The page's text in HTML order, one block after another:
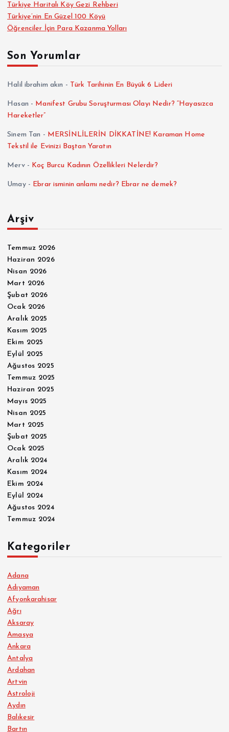
Türkiye Haritalı Köy Gezi Rehberi
Türkiye’nin En Güzel 100 Köyü
Öğrenciler İçin Para Kazanma Yolları
Son Yorumlar
Halil ibrahim akın - Türk Tarihinin En Büyük 6 Lideri
Hasan - Manifest Grubu Soruşturması Olayı Nedir? “Hayasızca
Hareketler”
Sinem Tan - MERSİNLİLERİN DİKKATİNE! Karaman Home
Tekstil ile Evinizi Baştan Yaratın
Merv- Koç Burcu Kadının Özellikleri Nelerdir?
Umay- Ebrar isminin anlamı nedir? Ebrar ne demek?
Arşiv
Temmuz 2026
Haziran 2026
Nisan 2026
Mart 2026
Şubat 2026
Ocak 2026
Aralık 2025
Kasım 2025
Ekim 2025
Eylül 2025
Ağustos 2025
Temmuz 2025
Haziran 2025
Mayıs 2025
Nisan 2025
Mart 2025
Şubat 2025
Ocak 2025
Aralık 2024
Kasım 2024
Ekim 2024
Eylül 2024
Ağustos 2024
Temmuz 2024
Kategoriler
Adana
Adıyaman
Afyonkarahisar
Ağrı
Aksaray
Amasya
Ankara
Antalya
Ardahan
Artvin
Astroloji
Aydın
Balıkesir
Bartın